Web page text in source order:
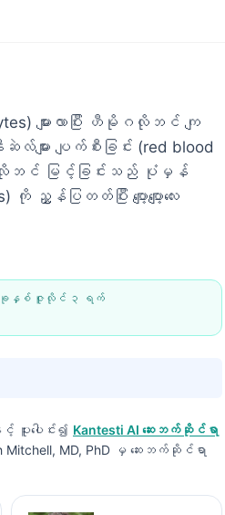
များလာပြီး ဟီမိုဂလိုဘင် ကျ
ား ပျက်စီးခြင်း (red blood
ဘင် မြင့်ခြင်းသည် ပုံမှန်
ပြတတ်ပြီး ပျော့ပျော့လေး
နှစ် ဇူလိုင် ၃ ရက်
ပူးပေါင်း၍ Kantesti AI ဆေးဘက်ဆိုင်ရာ
Mitchell, MD, PhD မှ ဆေးဘက်ဆိုင်ရာ